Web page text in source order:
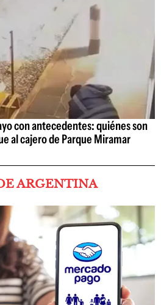
con antecedentes: quiénes son
al cajero de Parque Miramar
ARGENTINA